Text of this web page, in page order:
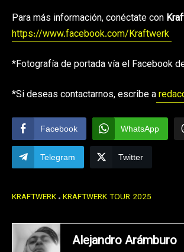
Para más información, conéctate con
https://www.facebook.com/Kraftwerk
*Fotografía de portada vía el Facebook
*Si deseas contactarnos, escribe a
Facebook WhatsApp
Telegram Twitter
KRAFTWERK KRAFTWERK TOUR 2025
Alejandro Arámburo